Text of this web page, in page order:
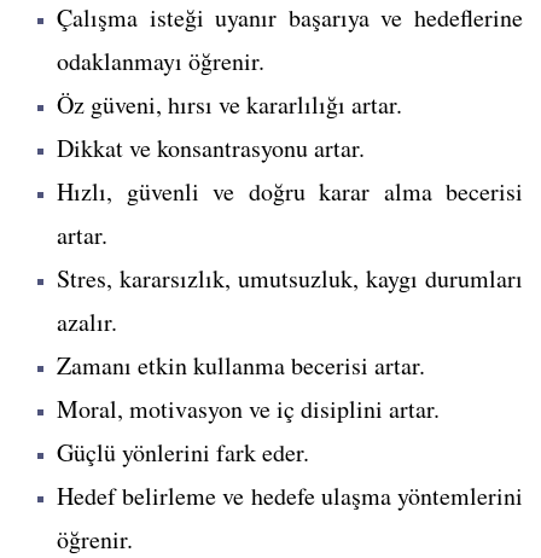
Çalışma isteği uyanır başarıya ve hedeflerine
odaklanmayı öğrenir.
Öz güveni, hırsı ve kararlılığı artar.
Dikkat ve konsantrasyonu artar.
Hızlı, güvenli ve doğru karar alma becerisi
artar.
Stres, kararsızlık, umutsuzluk, kaygı durumları
azalır.
Zamanı etkin kullanma becerisi artar.
Moral, motivasyon ve iç disiplini artar.
Güçlü yönlerini fark eder.
Hedef belirleme ve hedefe ulaşma yöntemlerini
öğrenir.